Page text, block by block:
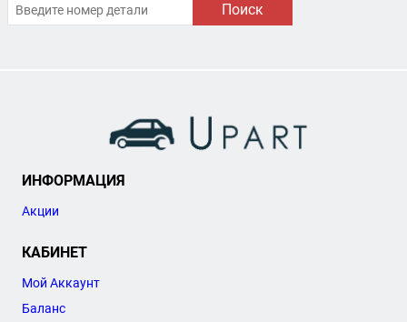
Поиск
ИНФОРМАЦИЯ
Акции
КАБИНЕТ
Мой Аккаунт
Баланс